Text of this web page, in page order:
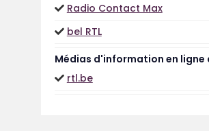
Radio Contact Max
bel RTL
Médias d'information en ligne
rtl.be